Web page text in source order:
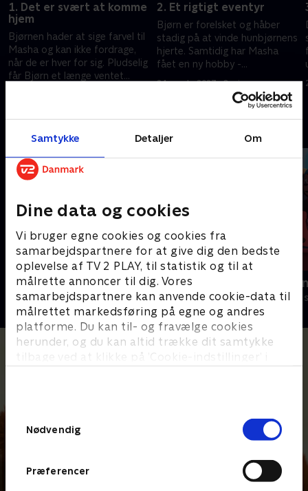
Samtykke Detaljer Om
Dine data og cookies
Vi bruger egne cookies og cookies fra
samarbejdspartnere for at give dig den bedste
oplevelse af TV 2 PLAY, til statistik og til at
målrette annoncer til dig. Vores
samarbejdspartnere kan anvende cookie-data til
målrettet markedsføring på egne og andres
platforme. Du kan til- og fravælge cookies
herunder, og du kan altid trække dit samtykke
tilbage ved at klikke på ’Cookie-indstillinger’ i
Nødvendig
Præferencer
1. Det er svært at komme
hjem
Bjørnen hader at sige farvel til
Masha og kan ikke fordrage,
når de er hver for sig. Pludselig
får Bjørn et længe ventet
2. Et rigtigt eventyr
Bjørn er forelsket og håber
stadig på at vinde hunbjørnens
hjerte. Samtidig har Masha
fået en ny hobby -
24. marts 2023 • 8 min
Gurli Gris
Børneserier • 4 sæsoner
Rasmus
Børneserier • 3